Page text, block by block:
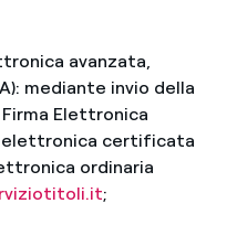
avanzata,
mediante invio della
Elettronica
certificata
ordinaria
;